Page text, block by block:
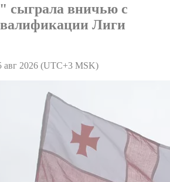
сыграла вничью с
Лиги
авг 2026 (UTC+3 MSK)